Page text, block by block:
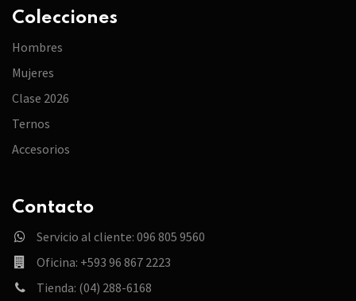
Colecciones
Hombres
Mujeres
Clase 2026
Ternos
Accesorios
Contacto
Servicio al cliente: 096 805 9560
Oficina: +593 96 867 2223
Tienda: (04) 288-6168